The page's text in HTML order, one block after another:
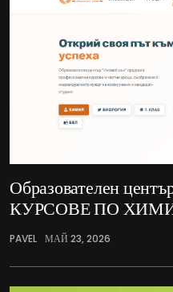
Образователен
КУРСОВЕ ПО
PAVEL МАЙ 23, 2026